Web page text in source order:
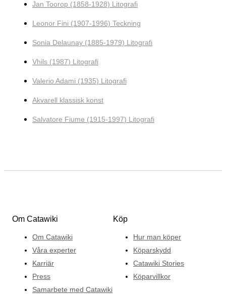
Jan Toorop (1858-1928) Litografi
Leonor Fini (1907-1996) Teckning
Sonia Delaunay (1885-1979) Litografi
Vhils (1987) Litografi
Valerio Adami (1935) Litografi
Akvarell klassisk konst
Salvatore Fiume (1915-1997) Litografi
Om Catawiki
Om Catawiki
Våra experter
Karriär
Press
Samarbete med Catawiki
Köp
Hur man köper
Köparskydd
Catawiki Stories
Köparvillkor